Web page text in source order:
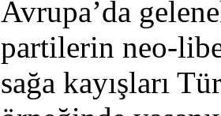
Avrupa’da
partilerin neo-
sağa kayışları